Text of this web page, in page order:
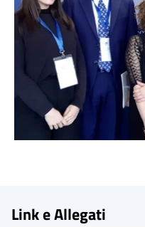
Link e Allegati